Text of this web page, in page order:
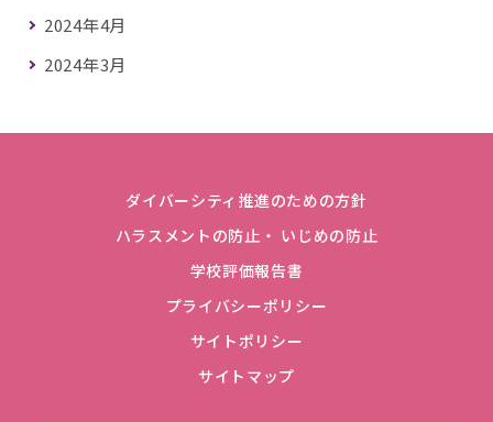
2024年4月
2024年3月
ダイバーシティ推進のための方針
ハラスメントの防止・ いじめの防止
学校評価報告書
プライバシーポリシー
サイトポリシー
サイトマップ